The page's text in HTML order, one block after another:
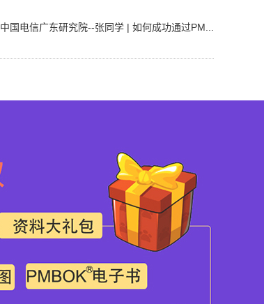
中国电信广东研究院--张同学 | 如何成功通过PM...